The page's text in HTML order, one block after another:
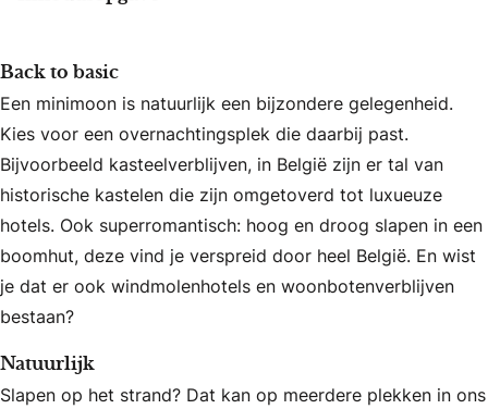
Back to basic
Een minimoon is natuurlijk een bijzondere gelegenheid.
Kies voor een overnachtingsplek die daarbij past.
Bijvoorbeeld kasteelverblijven, in België zijn er tal van
historische kastelen die zijn omgetoverd tot luxueuze
hotels. Ook superromantisch: hoog en droog slapen in een
boomhut, deze vind je verspreid door heel België. En wist
je dat er ook windmolenhotels en woonbotenverblijven
bestaan?
Natuurlijk
Slapen op het strand? Dat kan op meerdere plekken in ons